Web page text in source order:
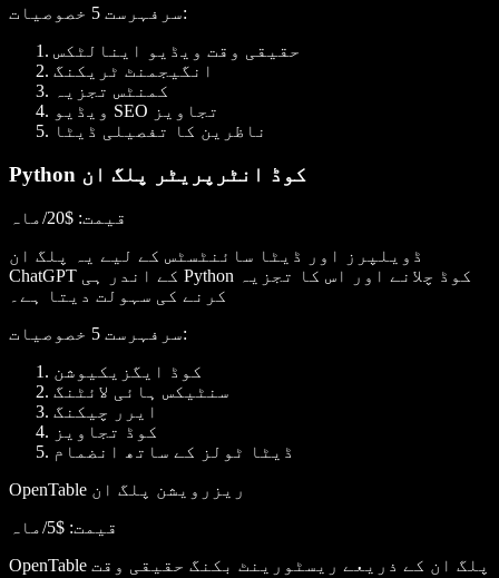
سرفہرست 5 خصوصیات:
حقیقی وقت ویڈیو اینالٹکس
انگیجمنٹ ٹریکنگ
کمنٹس تجزیہ
ویڈیو SEO تجاویز
ناظرین کا تفصیلی ڈیٹا
Python کوڈ انٹرپریٹر پلگ ان
قیمت: $20/ماہ
ڈویلپرز اور ڈیٹا سائنٹسٹس کے لیے یہ پلگ ان
ChatGPT کے اندر ہی Python کوڈ چلانے اور اس کا تجزیہ
کرنے کی سہولت دیتا ہے۔
سرفہرست 5 خصوصیات:
کوڈ ایگزیکیوشن
سنٹیکس ہائی لائٹنگ
ایرر چیکنگ
کوڈ تجاویز
ڈیٹا ٹولز کے ساتھ انضمام
OpenTable ریزرویشن پلگ ان
قیمت: $5/ماہ
OpenTable پلگ ان کے ذریعے ریسٹورینٹ بکنگ حقیقی وقت